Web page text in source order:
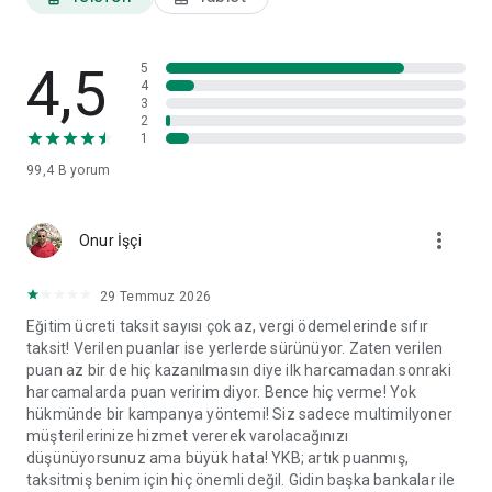
World Mobil'i yorumlarınız doğrultusunda geliştirmeye devam
edeceğiz.
4,5
99,4 B yorum
5
4
3
2
1
Onur İşçi more_vert
29 Temmuz 2026
Eğitim ücreti taksit sayısı çok az, vergi ödemelerinde sıfır
taksit! Verilen puanlar ise yerlerde sürünüyor. Zaten verilen
puan az bir de hiç kazanılmasın diye ilk harcamadan sonraki
harcamalarda puan veririm diyor. Bence hiç verme! Yok
hükmünde bir kampanya yöntemi! Siz sadece multimilyoner
müşterilerinize hizmet vererek varolacağınızı
düşünüyorsunuz ama büyük hata! YKB; artık puanmış,
taksitmiş benim için hiç önemli değil. Gidin başka bankalar ile